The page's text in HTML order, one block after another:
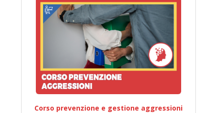
Corso prevenzione e gestione aggressioni